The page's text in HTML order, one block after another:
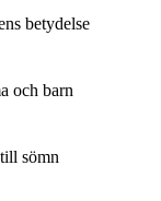
betydelse
och barn
sömn